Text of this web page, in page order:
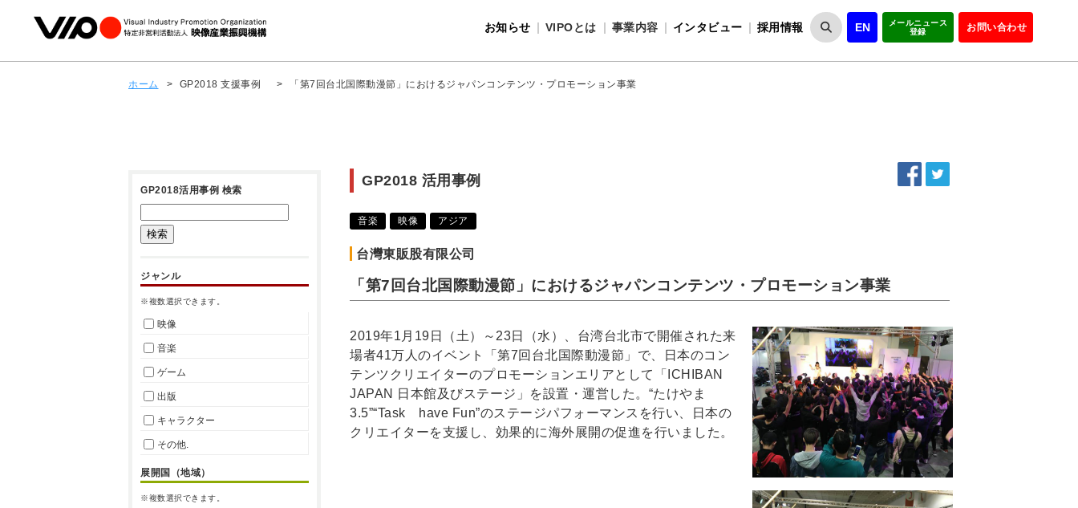
お知らせ VIPOとは
VIPOとは
事業内容
インタビュー 採用情報 EN
メールニュース
登録
お問い合わせ
ホーム > GP2018 支援事例 > 「第7回台北国際動漫節」におけるジャパンコンテンツ・プロモーション事業
GP2018 活用事例
音楽 映像 アジア
台灣東販股有限公司
「第7回台北国際動漫節」におけるジャパンコンテンツ・プロモーション事業
2019年1月19日（土）～23日（水）、台湾台北市で開催された来
場者41万人のイベント「第7回台北国際動漫節」で、日本のコン
テンツクリエイターのプロモーションエリアとして「ICHIBAN
JAPAN 日本館及びステージ」を設置・運営した。“たけやま
3.5”“Task have Fun”のステージパフォーマンスを行い、日本の
クリエイターを支援し、効果的に海外展開の促進を行いました。
GP2018活用事例 検索
ジャンル
※複数選択できます。
映像
音楽
ゲーム
出版
キャラクター
その他.
展開国（地域）
※複数選択できます。